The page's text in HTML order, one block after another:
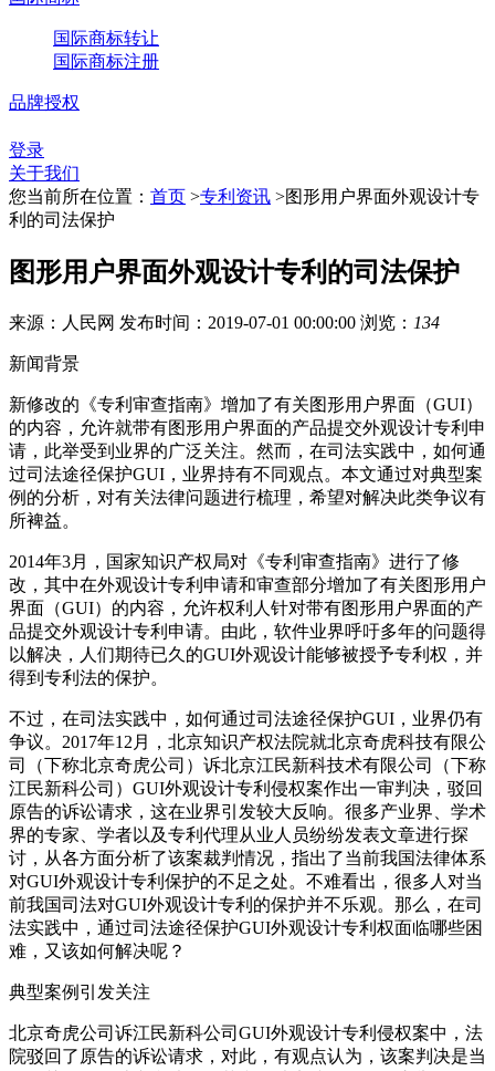
国际商标转让
国际商标注册
品牌授权
登录
关于我们
您当前所在位置： 首页 >专利资讯 >图形用户界面外观设计专
利的司法保护
图形用户界面外观设计专利的司法保护
来源：人民网 发布时间：2019-07-01 00:00:00 浏览： 134
新闻背景
新修改的《专利审查指南》增加了有关图形用户界面（GUI）
的内容，允许就带有图形用户界面的产品提交外观设计专利申
请，此举受到业界的广泛关注。然而，在司法实践中，如何通
过司法途径保护GUI，业界持有不同观点。本文通过对典型案
例的分析，对有关法律问题进行梳理，希望对解决此类争议有
所裨益。
2014年3月，国家知识产权局对《专利审查指南》进行了修
改，其中在外观设计专利申请和审查部分增加了有关图形用户
界面（GUI）的内容，允许权利人针对带有图形用户界面的产
品提交外观设计专利申请。由此，软件业界呼吁多年的问题得
以解决，人们期待已久的GUI外观设计能够被授予专利权，并
得到专利法的保护。
不过，在司法实践中，如何通过司法途径保护GUI，业界仍有
争议。2017年12月，北京知识产权法院就北京奇虎科技有限公
司（下称北京奇虎公司）诉北京江民新科技术有限公司（下称
江民新科公司）GUI外观设计专利侵权案作出一审判决，驳回
原告的诉讼请求，这在业界引发较大反响。很多产业界、学术
界的专家、学者以及专利代理从业人员纷纷发表文章进行探
讨，从各方面分析了该案裁判情况，指出了当前我国法律体系
对GUI外观设计专利保护的不足之处。不难看出，很多人对当
前我国司法对GUI外观设计专利的保护并不乐观。那么，在司
法实践中，通过司法途径保护GUI外观设计专利权面临哪些困
难，又该如何解决呢？
典型案例引发关注
北京奇虎公司诉江民新科公司GUI外观设计专利侵权案中，法
院驳回了原告的诉讼请求，对此，有观点认为，该案判决是当